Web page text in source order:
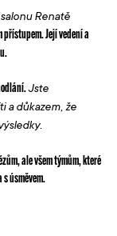
Renatě
Její vedení a
Jste
a důkazem, že
ale všem týmům, které
úsměvem.